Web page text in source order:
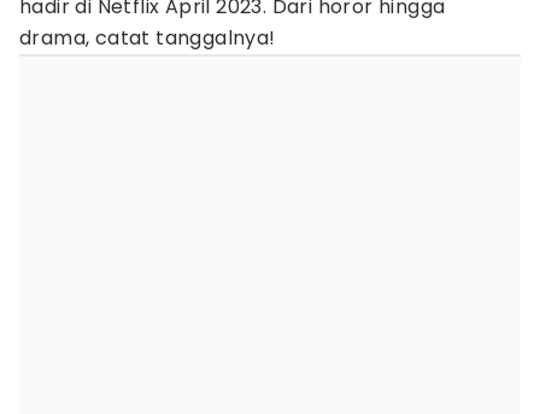
hadir di Netflix April 2023. Dari horor hingga
drama, catat tanggalnya!